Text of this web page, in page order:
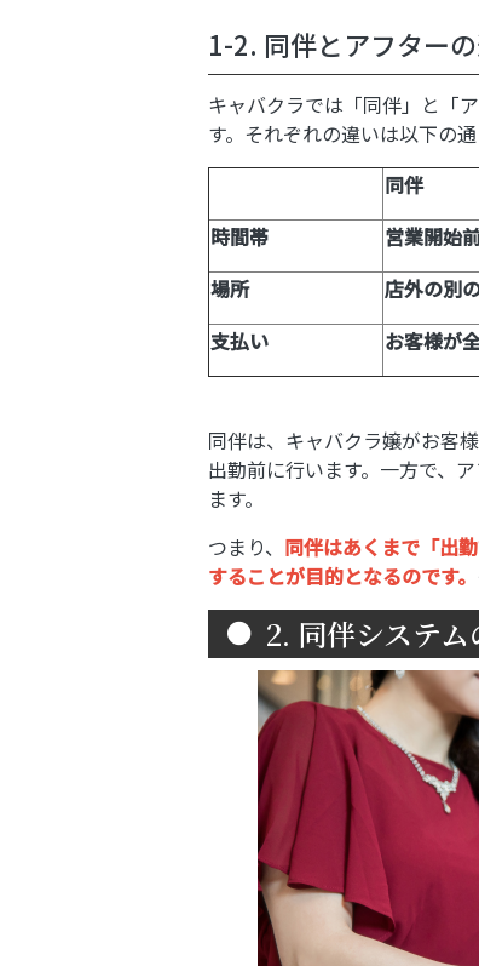
1-2. 同伴とアフター
キャバクラでは「同伴」と「
す。それぞれの違いは以下の通
同伴
時間帯
営業開始
場所
店外の別
支払い
お客様が
同伴は、キャバクラ嬢がお客
出勤前に行います。一方で、
ます。
つまり、 同伴はあくまで「出
することが目的となるのです。
2. 同伴システム